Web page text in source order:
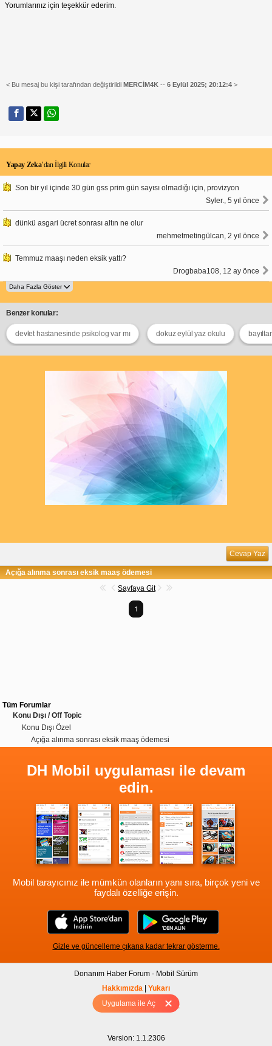
Uygulama ile Aç
Yorumlarınız için teşekkür ederim.
< Bu mesaj bu kişi tarafından değiştirildi MERCİM4K -- 6 Eylül 2025; 20:12:4 >
Yapay Zeka’dan İlgili Konular
Son bir yıl içinde 30 gün gss prim gün sayısı olmadığı için, provizyon
Syler., 5 yıl önce
dünkü asgari ücret sonrası altın ne olur
mehmetmetingülcan, 2 yıl önce
Temmuz maaşı neden eksik yattı?
Drogbaba108, 12 ay önce
Benzer konular:
devlet hastanesinde psikolog var mı dokuz eylül yaz okulu
Cevap Yaz
Açığa alınma sonrası eksik maaş ödemesi
Sayfaya Git
1
Tüm Forumlar
Konu Dışı / Off Topic
Konu Dışı Özel
Açığa alınma sonrası eksik maaş ödemesi
DH Mobil uygulaması ile devam
edin.
Mobil tarayıcınız ile mümkün olanların yanı sıra, birçok yeni ve
faydalı özelliğe erişin.
Gizle ve güncelleme çıkana kadar tekrar gösterme.
Donanım Haber Forum - Mobil Sürüm
Hakkımızda | Yukarı
Tam sürüm için Tıklayınız
Version: 1.1.2306